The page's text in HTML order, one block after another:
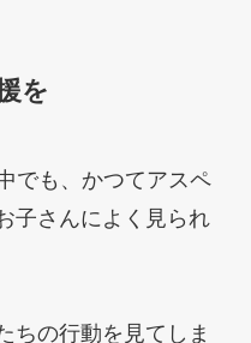
を
でも、かつてアスペ
子さんによく見られ
ちの行動を見てしま